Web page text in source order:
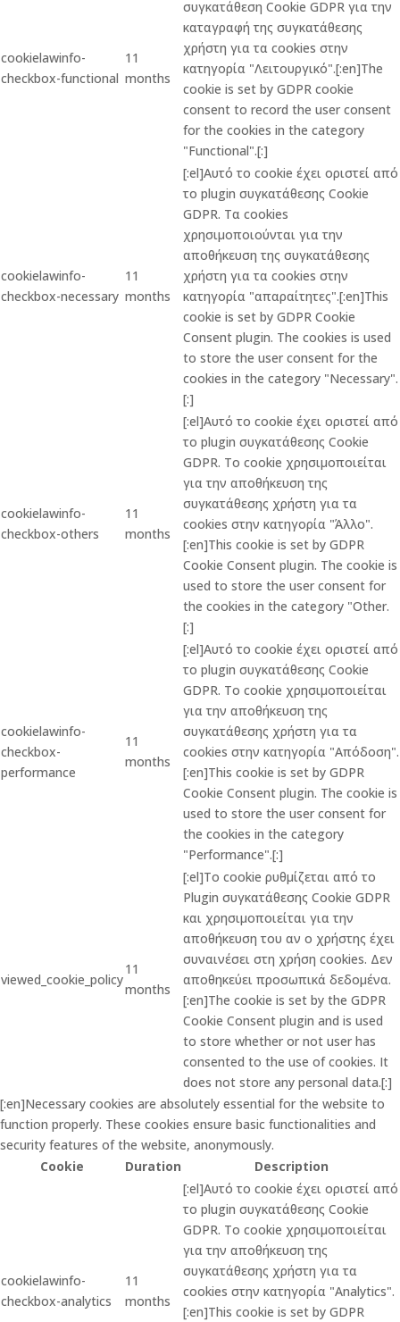
cookielawinfo-
checkbox-functional
11
months
συγκατάθεση Cookie GDPR για την
καταγραφή της συγκατάθεσης
χρήστη για τα cookies στην
κατηγορία "Λειτουργικό".[:en]The
cookie is set by GDPR cookie
consent to record the user consent
for the cookies in the category
"Functional".[:]
cookielawinfo-
checkbox-necessary
11
months
[:el]Αυτό το cookie έχει οριστεί από
το plugin συγκατάθεσης Cookie
GDPR. Τα cookies
χρησιμοποιούνται για την
αποθήκευση της συγκατάθεσης
χρήστη για τα cookies στην
κατηγορία "απαραίτητες".[:en]This
cookie is set by GDPR Cookie
Consent plugin. The cookies is used
to store the user consent for the
cookies in the category "Necessary".
[:]
cookielawinfo-
checkbox-others
11
months
[:el]Αυτό το cookie έχει οριστεί από
το plugin συγκατάθεσης Cookie
GDPR. Το cookie χρησιμοποιείται
για την αποθήκευση της
συγκατάθεσης χρήστη για τα
cookies στην κατηγορία "Άλλο".
[:en]This cookie is set by GDPR
Cookie Consent plugin. The cookie is
used to store the user consent for
the cookies in the category "Other.
[:]
cookielawinfo-
checkbox-
performance
11
months
[:el]Αυτό το cookie έχει οριστεί από
το plugin συγκατάθεσης Cookie
GDPR. Το cookie χρησιμοποιείται
για την αποθήκευση της
συγκατάθεσης χρήστη για τα
cookies στην κατηγορία "Απόδοση".
[:en]This cookie is set by GDPR
Cookie Consent plugin. The cookie is
used to store the user consent for
the cookies in the category
"Performance".[:]
viewed_cookie_policy
11
months
[:el]Το cookie ρυθμίζεται από το
Plugin συγκατάθεσης Cookie GDPR
και χρησιμοποιείται για την
αποθήκευση του αν ο χρήστης έχει
συναινέσει στη χρήση cookies. Δεν
αποθηκεύει προσωπικά δεδομένα.
[:en]The cookie is set by the GDPR
Cookie Consent plugin and is used
to store whether or not user has
consented to the use of cookies. It
does not store any personal data.[:]
[:en]Necessary cookies are absolutely essential for the website to
function properly. These cookies ensure basic functionalities and
security features of the website, anonymously.
Cookie
Duration Description
cookielawinfo-
checkbox-analytics
11
months
[:el]Αυτό το cookie έχει οριστεί από
το plugin συγκατάθεσης Cookie
GDPR. Το cookie χρησιμοποιείται
για την αποθήκευση της
συγκατάθεσης χρήστη για τα
cookies στην κατηγορία "Analytics".
[:en]This cookie is set by GDPR